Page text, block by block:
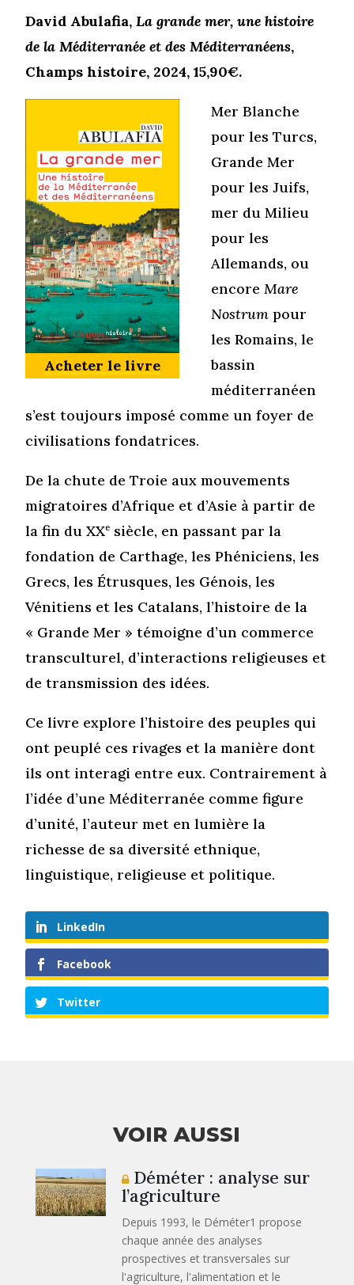
David Abulafia, La grande mer, une histoire
de la Méditerranée et des Méditerranéens,
Champs histoire, 2024, 15,90€.
Acheter le livre
Mer Blanche
pour les Turcs,
Grande Mer
pour les Juifs,
mer du Milieu
pour les
Allemands, ou
encore Mare
Nostrum pour
les Romains, le
bassin
méditerranéen
s’est toujours imposé comme un foyer de
civilisations fondatrices.
De la chute de Troie aux mouvements
migratoires d’Afrique et d’Asie à partir de
la fin du XXe siècle, en passant par la
fondation de Carthage, les Phéniciens, les
Grecs, les Étrusques, les Génois, les
Vénitiens et les Catalans, l’histoire de la
« Grande Mer » témoigne d’un commerce
transculturel, d’interactions religieuses et
de transmission des idées.
Ce livre explore l’histoire des peuples qui
ont peuplé ces rivages et la manière dont
ils ont interagi entre eux. Contrairement à
l’idée d’une Méditerranée comme figure
d’unité, l’auteur met en lumière la
richesse de sa diversité ethnique,
linguistique, religieuse et politique.
LinkedIn
Facebook
Twitter
VOIR AUSSI
Déméter : analyse sur
l’agriculture
Depuis 1993, le Déméter1 propose
chaque année des analyses
prospectives et transversales sur
l'agriculture, l'alimentation et le